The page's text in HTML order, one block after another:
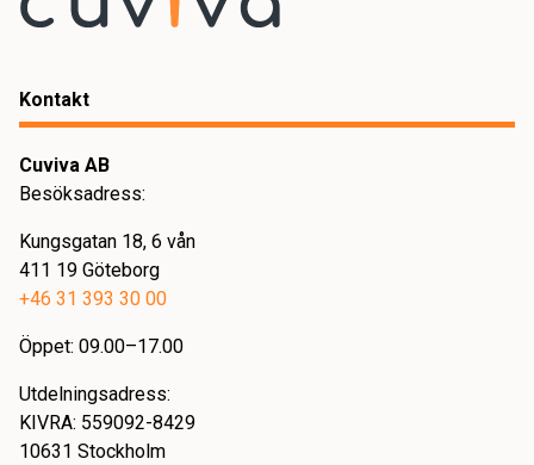
Kontakt
Cuviva AB
Besöksadress:
Kungsgatan 18, 6 vån
411 19 Göteborg
+46 31 393 30 00
Öppet: 09.00–17.00
Utdelningsadress:
KIVRA: 559092-8429
10631 Stockholm